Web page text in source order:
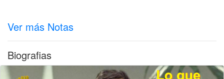
Ver más Notas
Biografias